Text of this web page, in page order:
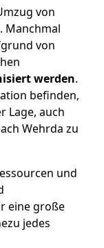
von
Manchmal
von
werden.
befinden,
Lage, auch
Wehrda zu
und
eine große
jedes